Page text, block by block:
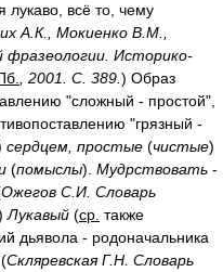
всё то, чему
А.К., Мокиенко В.М.,
фразеологии. Историко-
, 2001. С. 389. ) Образ
"сложный - простой",
"грязный -
сердцем, простые (чистые)
(помыслы). Мудрствовать -
Ожегов С.И. Словарь
Лукавый (ср. также
дьявола - родоначальника
Скляревская Г.Н. Словарь